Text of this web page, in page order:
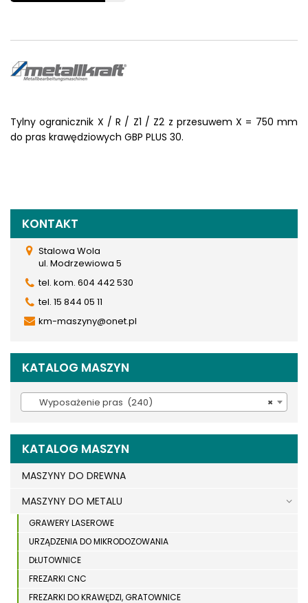
Tylny ogranicznik X / R / Z1 / Z2 z przesuwem X = 750 mm
do pras krawędziowych GBP PLUS 30.
KONTAKT
Stalowa Wola
ul. Modrzewiowa 5
tel. kom. 604 442 530
tel. 15 844 05 11
km-maszyny@onet.pl
KATALOG MASZYN
×
Wyposażenie pras (240)
KATALOG MASZYN
MASZYNY DO DREWNA
MASZYNY DO METALU
GRAWERY LASEROWE
URZĄDZENIA DO MIKRODOZOWANIA
DŁUTOWNICE
FREZARKI CNC
FREZARKI DO KRAWĘDZI, GRATOWNICE